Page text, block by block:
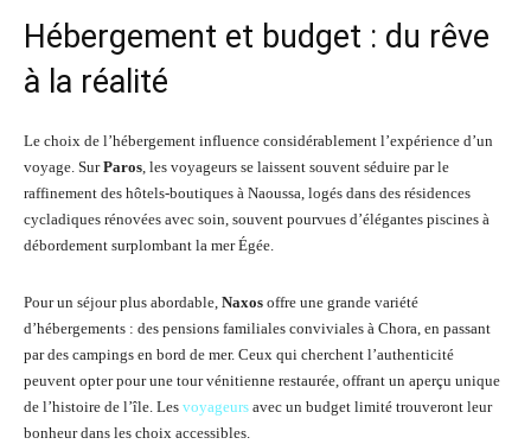
Hébergement et budget : du rêve
à la réalité
Le choix de l’hébergement influence considérablement l’expérience d’un
voyage. SurParos, les voyageurs se laissent souvent séduire par le
raffinement des hôtels-boutiques à Naoussa, logés dans des résidences
cycladiques rénovées avec soin, souvent pourvues d’élégantes piscines à
débordement surplombant la mer Égée.
Pour un séjour plus abordable, Naxos offre une grande variété
d’hébergements : des pensions familiales conviviales à Chora, en passant
par des campings en bord de mer. Ceux qui cherchent l’authenticité
peuvent opter pour une tour vénitienne restaurée, offrant un aperçu unique
de l’histoire de l’île. Les voyageurs avec un budget limité trouveront leur
bonheur dans les choix accessibles.